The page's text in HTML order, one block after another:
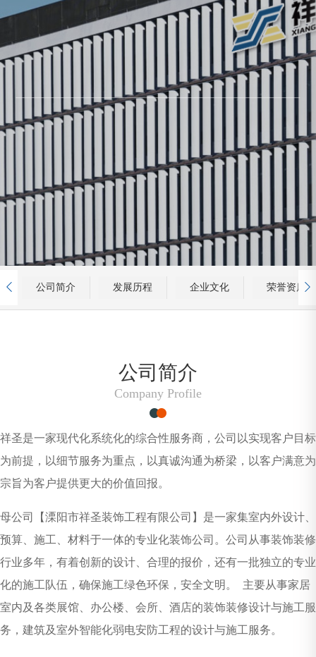
公司简介 发展历程 企业文化 荣誉资质
 
公司简介
Company Profile
祥圣是一家现代化系统化的综合性服务商，公司以实现客户目标
为前提，以细节服务为重点，以真诚沟通为桥梁，以客户满意为
宗旨为客户提供更大的价值回报。
母公司【溧阳市祥圣装饰工程有限公司】是一家集室内外设计、
预算、施工、材料于一体的专业化装饰公司。公司从事装饰装修
行业多年，有着创新的设计、合理的报价，还有一批独立的专业
化的施工队伍，确保施工绿色环保，安全文明。 主要从事家居
室内及各类展馆、办公楼、会所、酒店的装饰装修设计与施工服
务，建筑及室外智能化弱电安防工程的设计与施工服务。